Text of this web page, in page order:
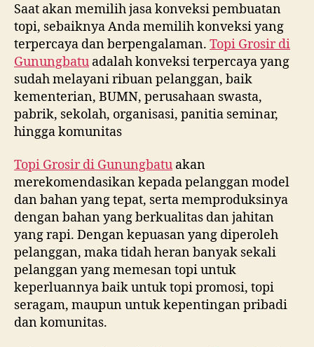
Saat akan memilih jasa konveksi pembuatan
topi, sebaiknya Anda memilih konveksi yang
terpercaya dan berpengalaman. Topi Grosir di
Gunungbatu adalah konveksi terpercaya yang
sudah melayani ribuan pelanggan, baik
kementerian, BUMN, perusahaan swasta,
pabrik, sekolah, organisasi, panitia seminar,
hingga komunitas
Topi Grosir di Gunungbatu akan
merekomendasikan kepada pelanggan model
dan bahan yang tepat, serta memproduksinya
dengan bahan yang berkualitas dan jahitan
yang rapi. Dengan kepuasan yang diperoleh
pelanggan, maka tidah heran banyak sekali
pelanggan yang memesan topi untuk
keperluannya baik untuk topi promosi, topi
seragam, maupun untuk kepentingan pribadi
dan komunitas.